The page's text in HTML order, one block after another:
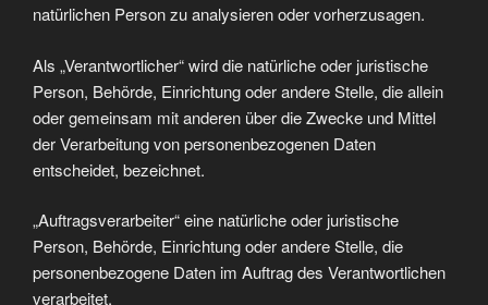
natürlichen Person zu analysieren oder vorherzusagen.
Als „Verantwortlicher“ wird die natürliche oder juristische
Person, Behörde, Einrichtung oder andere Stelle, die allein
oder gemeinsam mit anderen über die Zwecke und Mittel
der Verarbeitung von personenbezogenen Daten
entscheidet, bezeichnet.
„Auftragsverarbeiter“ eine natürliche oder juristische
Person, Behörde, Einrichtung oder andere Stelle, die
personenbezogene Daten im Auftrag des Verantwortlichen
verarbeitet.